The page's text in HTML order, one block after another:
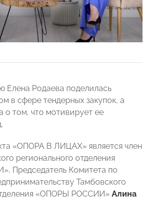
Елена Родаева поделилась
в сфере тендерных закупок, а
о том, что мотивирует ее
«ОПОРА В ЛИЦАХ» является член
регионального отделения
Председатель Комитета по
Тамбовского
«ОПОРЫ РОССИИ» Алина